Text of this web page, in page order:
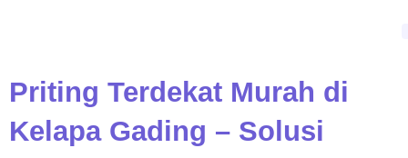
Priting Terdekat Murah di
Kelapa Gading – Solusi